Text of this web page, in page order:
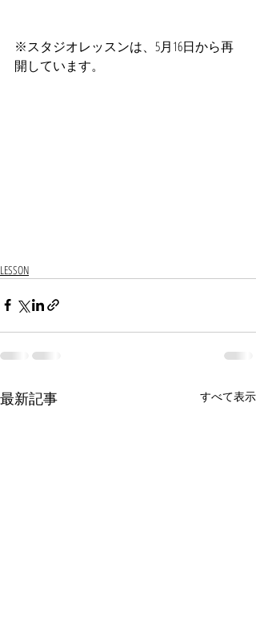
※スタジオレッスンは、5月16日から再
開しています。
LESSON
最新記事 すべて表示